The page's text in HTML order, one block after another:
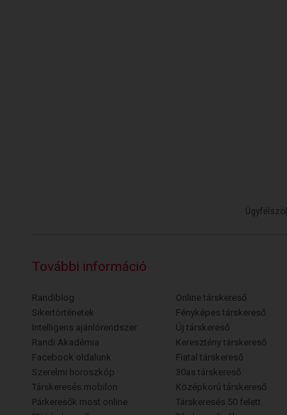
További információ
Randiblog
Sikertörténetek
Intelligens ajánlórendszer
Randi Akadémia
Facebook oldalunk
Szerelmi horoszkóp
Társkeresés mobilon
Párkeresők most online
Online társkereső
Fényképes társkereső
Új társkereső
Keresztény társkereső
Fiatal társkereső
30as társkereső
Középkorú társkereső
Társkeresés 50 felett